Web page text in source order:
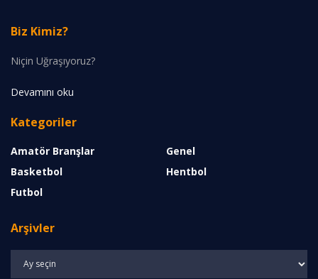
Biz Kimiz?
Niçin Uğraşıyoruz?
Devamını oku
Kategoriler
Amatör Branşlar
Basketbol
Futbol
Genel
Hentbol
Arşivler